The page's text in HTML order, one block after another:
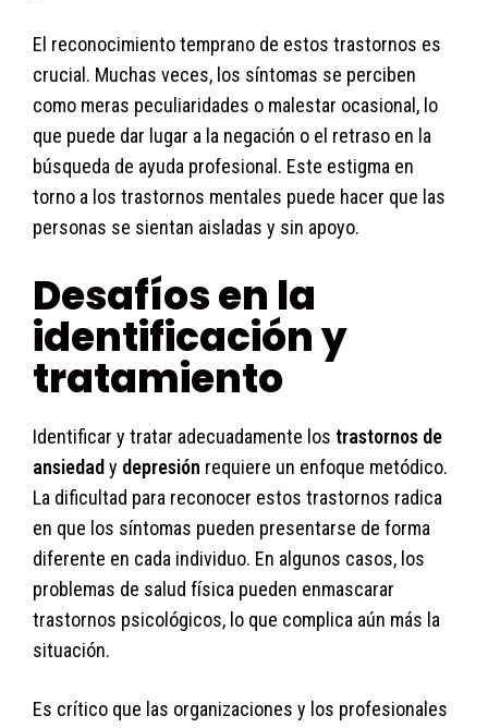
El reconocimiento temprano de estos trastornos es
crucial. Muchas veces, los síntomas se perciben
como meras peculiaridades o malestar ocasional, lo
que puede dar lugar a la negación o el retraso en la
búsqueda de ayuda profesional. Este estigma en
torno a los trastornos mentales puede hacer que las
personas se sientan aisladas y sin apoyo.
Desafíos en la
identificación y
tratamiento
Identificar y tratar adecuadamente los trastornos de
ansiedady depresión requiere un enfoque metódico.
La dificultad para reconocer estos trastornos radica
en que los síntomas pueden presentarse de forma
diferente en cada individuo. En algunos casos, los
problemas de salud física pueden enmascarar
trastornos psicológicos, lo que complica aún más la
situación.
Es crítico que las organizaciones y los profesionales